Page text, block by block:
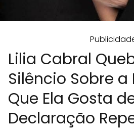
Lilia Cabral
Silêncio Sobre a
Que Ela Gosta de
Declaração